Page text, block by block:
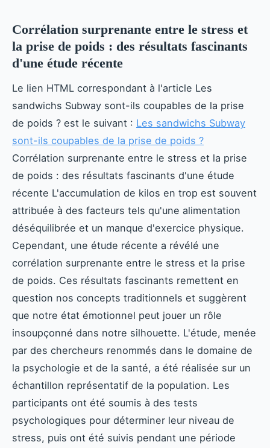
Corrélation surprenante entre le stress et
la prise de poids : des résultats fascinants
d'une étude récente
Le lien HTML correspondant à l'article Les
sandwichs Subway sont-ils coupables de la prise
de poids ? est le suivant : Les sandwichs Subway
sont-ils coupables de la prise de poids ?
Corrélation surprenante entre le stress et la prise
de poids : des résultats fascinants d'une étude
récente L'accumulation de kilos en trop est souvent
attribuée à des facteurs tels qu'une alimentation
déséquilibrée et un manque d'exercice physique.
Cependant, une étude récente a révélé une
corrélation surprenante entre le stress et la prise
de poids. Ces résultats fascinants remettent en
question nos concepts traditionnels et suggèrent
que notre état émotionnel peut jouer un rôle
insoupçonné dans notre silhouette. L'étude, menée
par des chercheurs renommés dans le domaine de
la psychologie et de la santé, a été réalisée sur un
échantillon représentatif de la population. Les
participants ont été soumis à des tests
psychologiques pour déterminer leur niveau de
stress, puis ont été suivis pendant une période